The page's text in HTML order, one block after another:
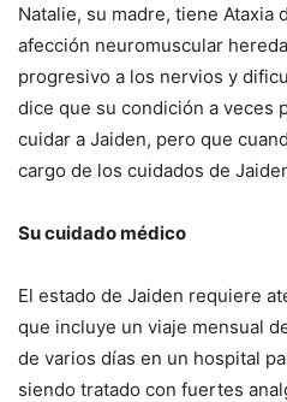
Natalie, su madre, tiene Ataxia
afección neuromuscular
progresivo a los nervios y
dice que su condición a veces
cuidar a Jaiden, pero que
cargo de los cuidados de
Su cuidado médico
El estado de Jaiden requiere
que incluye un viaje mensual
de varios días en un hospital
siendo tratado con fuertes